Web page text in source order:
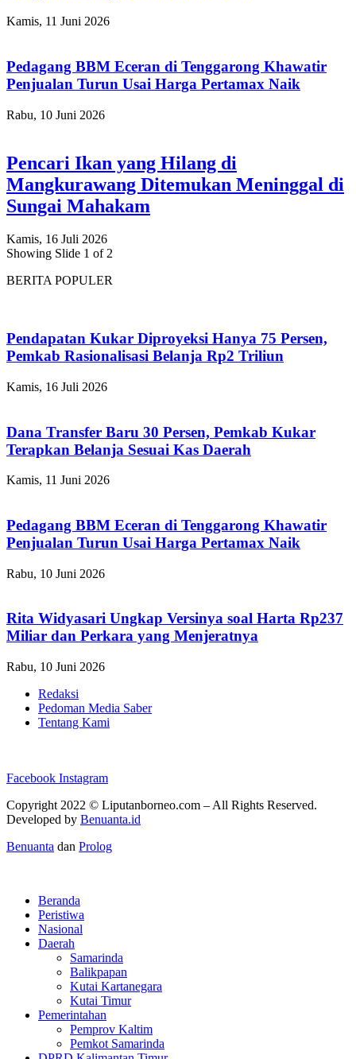
Kamis, 11 Juni 2026
Pedagang BBM Eceran di Tenggarong Khawatir
Penjualan Turun Usai Harga Pertamax Naik
Rabu, 10 Juni 2026
Pencari Ikan yang Hilang di
Mangkurawang Ditemukan Meninggal di
Sungai Mahakam
Kamis, 16 Juli 2026
Showing Slide 1 of 2
BERITA POPULER
Pendapatan Kukar Diproyeksi Hanya 75 Persen,
Pemkab Rasionalisasi Belanja Rp2 Triliun
Kamis, 16 Juli 2026
Dana Transfer Baru 30 Persen, Pemkab Kukar
Terapkan Belanja Sesuai Kas Daerah
Kamis, 11 Juni 2026
Pedagang BBM Eceran di Tenggarong Khawatir
Penjualan Turun Usai Harga Pertamax Naik
Rabu, 10 Juni 2026
Rita Widyasari Ungkap Versinya soal Harta Rp237
Miliar dan Perkara yang Menjeratnya
Rabu, 10 Juni 2026
Redaksi
Pedoman Media Saber
Tentang Kami
Facebook Instagram
Copyright 2022 © Liputanborneo.com – All Rights Reserved.
Developed by Benuanta.id
Benuanta dan Prolog
Beranda
Peristiwa
Nasional
Daerah
Samarinda
Balikpapan
Kutai Kartanegara
Kutai Timur
Pemerintahan
Pemprov Kaltim
Pemkot Samarinda